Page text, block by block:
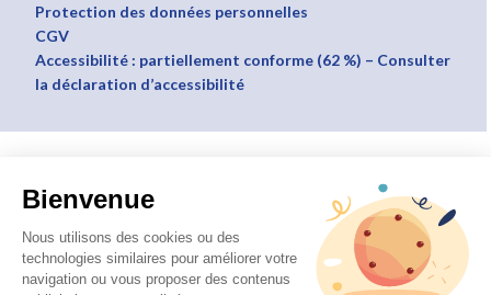
Bienvenue
Nous utilisons des cookies ou des
technologies similaires pour améliorer votre
navigation ou vous proposer des contenus
Protection des données personnelles
CGV
Accessibilité : partiellement conforme (62 %) – Consulter
la déclaration d’accessibilité